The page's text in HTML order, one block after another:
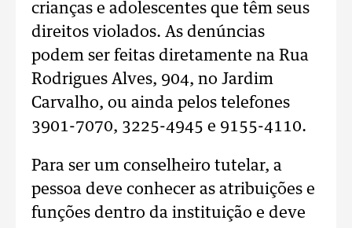
crianças e adolescentes que têm seus
direitos violados. As denúncias
podem ser feitas diretamente na Rua
Rodrigues Alves, 904, no Jardim
Carvalho, ou ainda pelos telefones
3901-7070, 3225-4945 e 9155-4110.
Para ser um conselheiro tutelar, a
pessoa deve conhecer as atribuições e
funções dentro da instituição e deve